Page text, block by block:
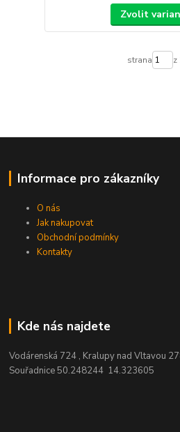
Zvolit
strana z
Informace pro zákazníky
O nás
Jak nakupovat
Obchodní podmínky
Kontakty
Kde nás najdete
Vodárenská 724 , Kralupy nad Vltavou
Souřadnice 50.248244 14.323605